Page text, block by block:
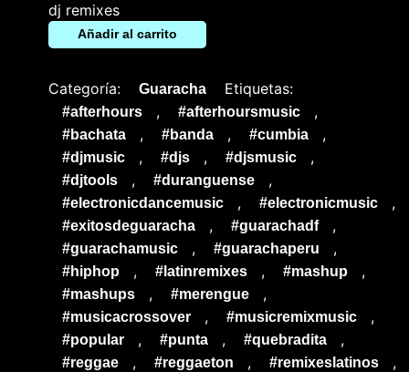
dj remixes
Añadir al carrito
Categoría: Guaracha Etiquetas:
#afterhours , #afterhoursmusic ,
#bachata , #banda , #cumbia ,
#djmusic , #djs , #djsmusic ,
#djtools , #duranguense ,
#electronicdancemusic , #electronicmusic ,
#exitosdeguaracha , #guarachadf ,
#guarachamusic , #guarachaperu ,
#hiphop , #latinremixes , #mashup ,
#mashups , #merengue ,
#musicacrossover , #musicremixmusic ,
#popular , #punta , #quebradita ,
#reggae , #reggaeton , #remixeslatinos ,